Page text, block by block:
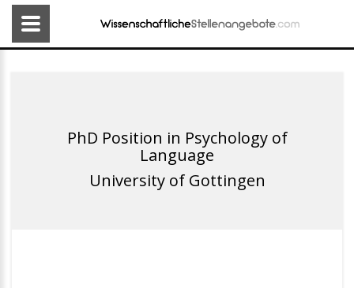
PhD Position in Psychology of
Language
University of Gottingen